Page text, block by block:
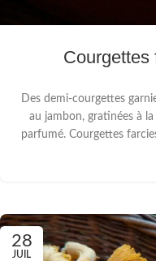
Courgettes
Des demi-courgettes
au jambon, gratinées à
parfumé. Courgettes
28
JUIL